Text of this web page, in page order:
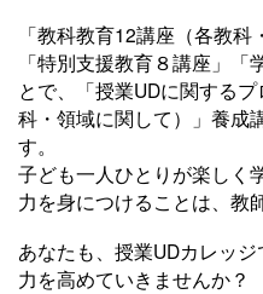
「教科教育12講座（各教科
「特別支援教育８講座」
とで、「授業UDに関する
科・領域に関して）」養成
す。
子ども一人ひとりが楽しく
力を身につけることは、教
あなたも、授業UDカレッ
力を高めていきませんか？